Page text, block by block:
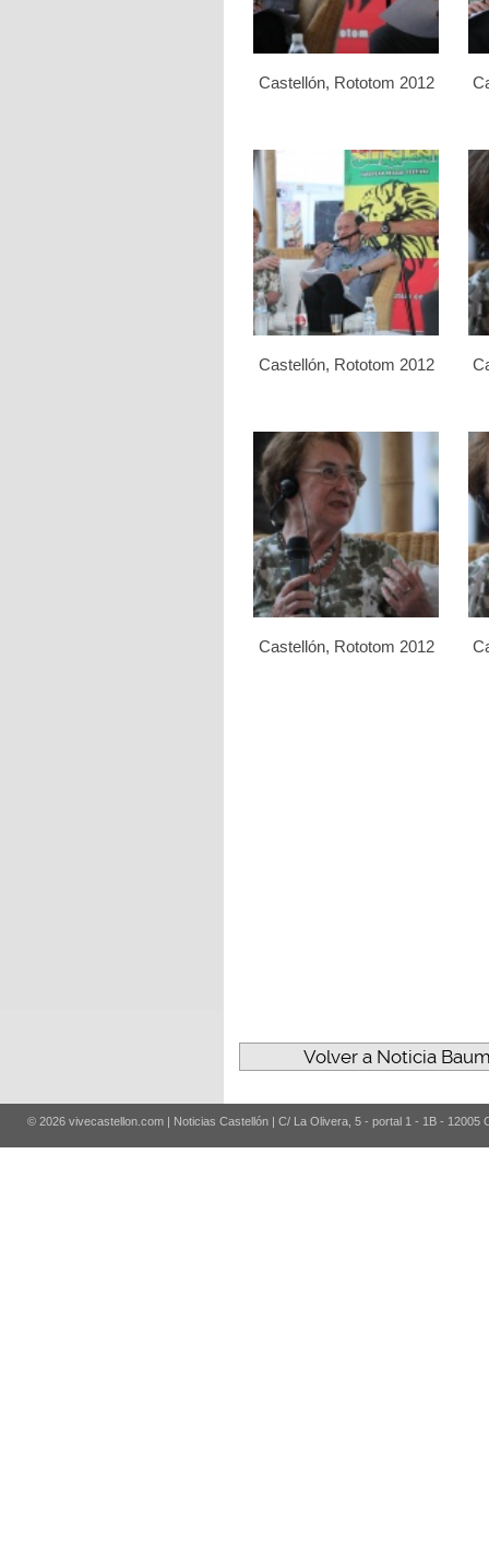
Castellón, Rototom 2012
Castellón, Rototom 2012
Castellón, Rototom 2012
Volver a Noticia
© 2026 vivecastellon.com | Noticias Castellón | C/ La Olivera, 5 - portal 1 - 1B - 12005